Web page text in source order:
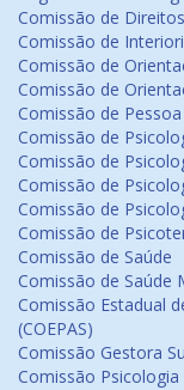
Comissão de
Comissão de
Comissão de
Comissão de
Comissão de
Comissão de
Comissão de
Comissão de
Comissão de
Comissão de
Comissão de Saúde
Comissão de Saúde
Comissão Estadual
(COEPAS)
Comissão Gestora
Comissão Psicologia